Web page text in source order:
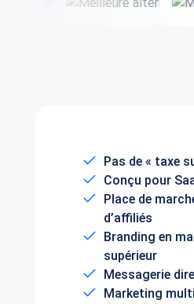
Pas de « taxe
Conçu pour
Place de
d’affiliés
Branding en
supérieur
Messagerie
Marketing